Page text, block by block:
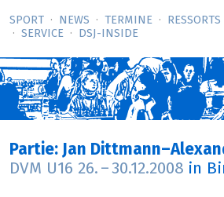
SPORT NEWS TERMINE
RESSORTS
SERVICE
DSJ-­INSIDE
Partie: Jan
DVM U16 26. – 30.12.2008 in